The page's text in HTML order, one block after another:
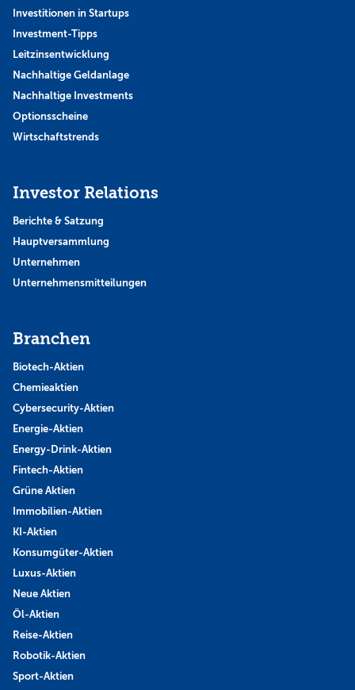
Investitionen in Startups
Investment-Tipps
Leitzinsentwicklung
Nachhaltige Geldanlage
Nachhaltige Investments
Optionsscheine
Wirtschaftstrends
Investor Relations
Berichte & Satzung
Hauptversammlung
Unternehmen
Unternehmensmitteilungen
Branchen
Biotech-Aktien
Chemieaktien
Cybersecurity-Aktien
Energie-Aktien
Energy-Drink-Aktien
Fintech-Aktien
Grüne Aktien
Immobilien-Aktien
KI-Aktien
Konsumgüter-Aktien
Luxus-Aktien
Neue Aktien
Öl-Aktien
Reise-Aktien
Robotik-Aktien
Sport-Aktien